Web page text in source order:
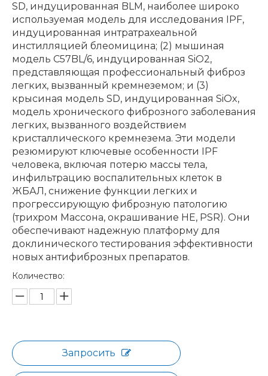
SD, индуцированная BLM, наиболее широко
используемая модель для исследования IPF,
индуцированная интратрахеальной
инстилляцией блеомицина; (2) мышиная
модель C57BL/6, индуцированная SiO2,
представляющая профессиональный фиброз
легких, вызванный кремнеземом; и (3)
крысиная модель SD, индуцированная SiOx,
модель хронического фиброзного заболевания
легких, вызванного воздействием
кристаллического кремнезема. Эти модели
резюмируют ключевые особенности IPF
человека, включая потерю массы тела,
инфильтрацию воспалительных клеток в
ЖБАЛ, снижение функции легких и
прогрессирующую фиброзную патологию
(трихром Массона, окрашивание HE, PSR). Они
обеспечивают надежную платформу для
доклинического тестирования эффективности
новых антифиброзных препаратов.
Количество:
Запросить